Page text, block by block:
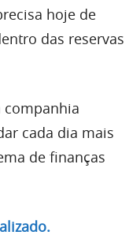
hoje de
das reservas
companhia
cada dia mais
de finanças